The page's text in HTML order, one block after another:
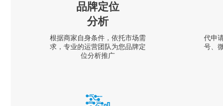
品牌定位
分析
根据商家自身条件，依托市场需
求，专业的运营团队为您品牌定
位分析推广
代申
号、